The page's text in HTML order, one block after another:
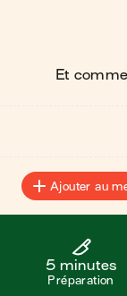
Et
Ajouter au
5 minutes
Préparation